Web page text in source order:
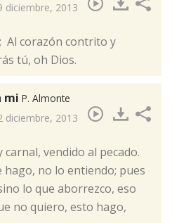
diciembre, 2013
Al corazón contrito y
tú, oh Dios.
mi P. Almonte
diciembre, 2013
vendido al pecado.
hago, no lo entiendo; pues
lo que aborrezco, eso
no quiero, esto hago,